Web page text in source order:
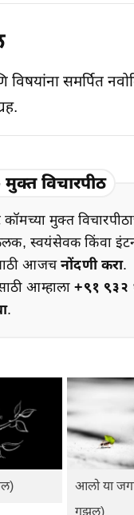
विषयांना समर्पित
विचारपीठ
कॉमच्या मुक्त
स्वयंसेवक किंवा
आजचनोंदणी करा.
आम्हाला+९१ ९३२
.
आलो या
गझल)